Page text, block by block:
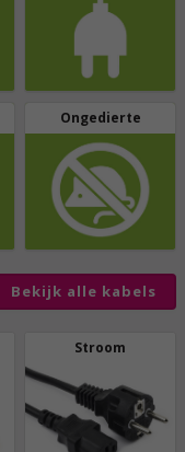
Ongedierte
Bekijk alle kabels
Stroom